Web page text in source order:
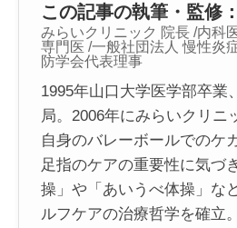
この記事の執筆・監修
みらいクリニック 院長 /内科
専門医 /一般社団法人 慢性炎
防学会代表理事
1995年山口大学医学部卒業
局。2006年にみらいクリニ
自身のバレーボールでのケ
足指のケアの重要性に気づ
操」や「あいうべ体操」な
ルフケアの治療哲学を確立